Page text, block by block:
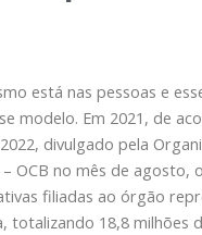
está nas pessoas e
modelo. Em 2021, de
divulgado pela
OCB no mês de agosto,
filiadas ao órgão
totalizando 18,8 milhões